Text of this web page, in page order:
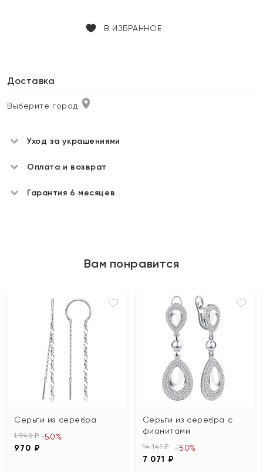
В ИЗБРАННОЕ
Доставка
Выберите город
Уход за украшениями
Оплата и возврат
Гарантия 6 месяцев
Вам понравится
Серьги из серебра
1 940 ₽
970 ₽
-50%
Серьги из серебра с
фианитами
14 141 ₽
7 071 ₽
-50%